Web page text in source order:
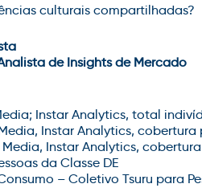
culturais compartilhadas?
de Insights de Mercado
Instar Analytics, total
Instar Analytics, cobertura
Media, Instar Analytics,
da Classe DE
– Coletivo Tsuru para